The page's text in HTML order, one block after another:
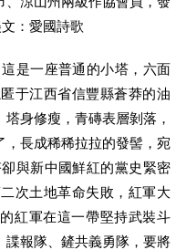
：愛國詩歌
是一座普通的小塔，六面
于江西省信豐縣蒼莽的油
身修瘦，青磚表層剝落，
長成稀稀拉拉的發髻，宛
與新中國鮮紅的黨史緊密
次土地革命失敗，紅軍大
紅軍在這一帶堅持武裝斗
報隊、鏟共義勇隊，要將